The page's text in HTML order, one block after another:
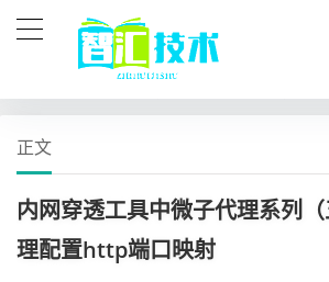
正文
内网穿透工具中微子代理系列
理配置http端口映射